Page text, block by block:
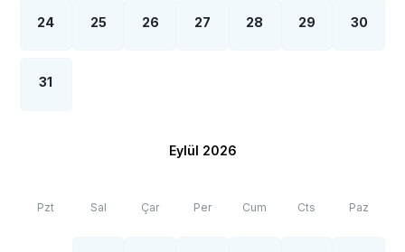
24 25 26 27 28 29 30
31
Eylül 2026
Pzt Sal Çar Per Cum Cts Paz